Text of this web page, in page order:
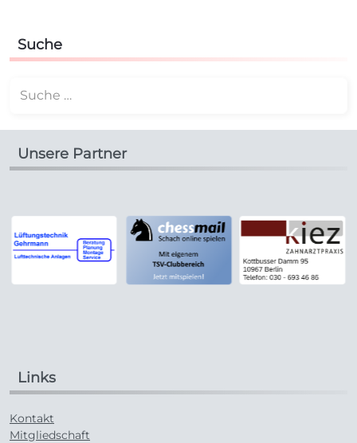
Suche
Unsere Partner
Links
Kontakt
Mitgliedschaft